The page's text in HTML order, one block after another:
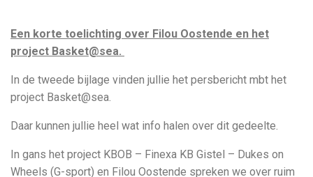
Een korte toelichting over Filou Oostende en het
project Basket@sea.
In de tweede bijlage vinden jullie het persbericht mbt het
project Basket@sea.
Daar kunnen jullie heel wat info halen over dit gedeelte.
In gans het project KBOB – Finexa KB Gistel – Dukes on
Wheels (G-sport) en Filou Oostende spreken we over ruim